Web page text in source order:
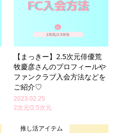
【まっきー】2.5次元俳優荒
牧慶彦さんのプロフィールや
ファンクラブ入会方法などを
ご紹介♡
2023.02.25
2次元/2.5次元
推し活アイテム